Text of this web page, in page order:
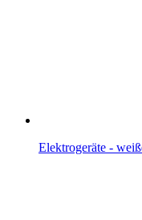
Elektrogeräte -